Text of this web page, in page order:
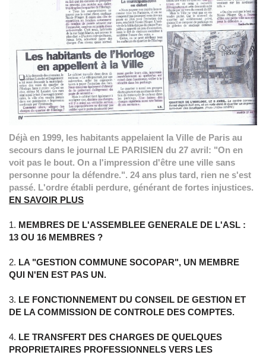
Déjà en 1999, les habitants appelaient la Ville de Paris au
secours dans le journal LE PARISIEN du 27 avril: "On en
voit pas le bout. On a l'impression d'être une ville sans
personne pour la défendre.". 24 ans plus tard, rien ne s'est
passé. L'ordre établi perdure, générant de fortes injustices.
EN SAVOIR PLUS
MEMBRES DE L'ASSEMBLEE GENERALE DE L'ASL :
13 OU 16 MEMBRES ?
LA "GESTION COMMUNE SOCOPAR", UN MEMBRE
QUI N'EN EST PAS UN.
LE FONCTIONNEMENT DU CONSEIL DE GESTION ET
DE LA COMMISSION DE CONTROLE DES COMPTES.
LE TRANSFERT DES CHARGES DE QUELQUES
PROPRIETAIRES PROFESSIONNELS VERS LES